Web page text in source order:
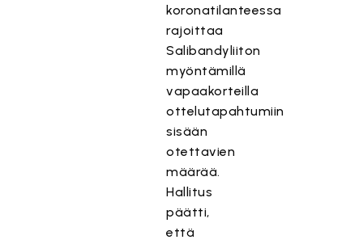
koronatilanteessa
rajoittaa
Salibandyliiton
myöntämillä
vapaakorteilla
ottelutapahtumiin
sisään
otettavien
määrää.
Hallitus
päätti,
että